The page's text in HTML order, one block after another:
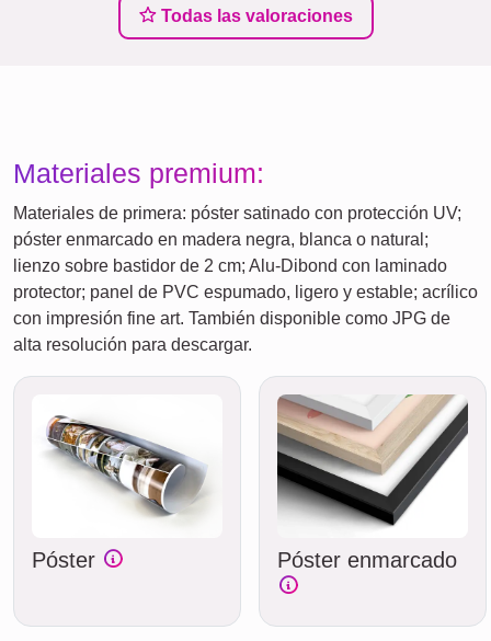
Todas las valoraciones
Materiales premium:
Materiales de primera: póster satinado con protección UV;
póster enmarcado en madera negra, blanca o natural;
lienzo sobre bastidor de 2 cm; Alu-Dibond con laminado
protector; panel de PVC espumado, ligero y estable; acrílico
con impresión fine art. También disponible como JPG de
alta resolución para descargar.
Póster Póster enmarcado